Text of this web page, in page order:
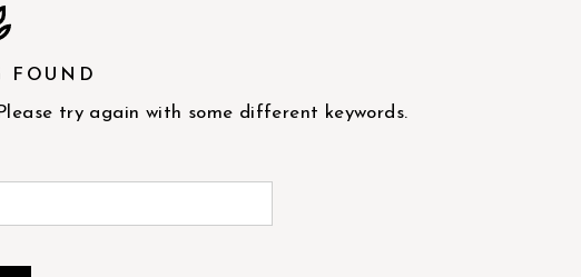
FOUND
try again with some different keywords.